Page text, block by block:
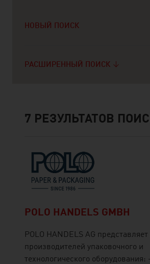
НОВЫЙ ПОИСК
РАСШИРЕННЫЙ ПОИСК
7 РЕЗУЛЬТАТОВ
POLO HANDELS GMBH
POLO HANDELS AG
производителей упаковочного и
технологического оборудования: